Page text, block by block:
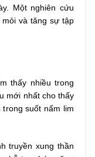
Một nghiên cứu
và tăng sự tập
thấy nhiều trong
mới nhất cho thấy
suốt nấm lim
truyền xung thần